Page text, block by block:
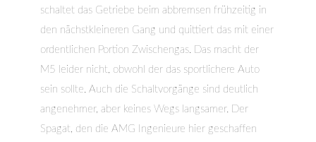
schaltet das Getriebe beim abbremsen frühzeitig in
den nächstkleineren Gang und quittiert das mit einer
ordentlichen Portion Zwischengas. Das macht der
M5 leider nicht, obwohl der das sportlichere Auto
sein sollte. Auch die Schaltvorgänge sind deutlich
angenehmer, aber keines Wegs langsamer. Der
Spagat, den die AMG Ingenieure hier geschaffen